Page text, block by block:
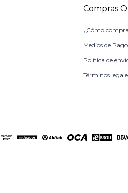
Compras
¿Cómo
Medios de Pago
Política de
Términos